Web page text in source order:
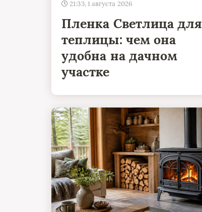
21:33, 1 августа 2026
Пленка Светлица для
теплицы: чем она
удобна на дачном
участке